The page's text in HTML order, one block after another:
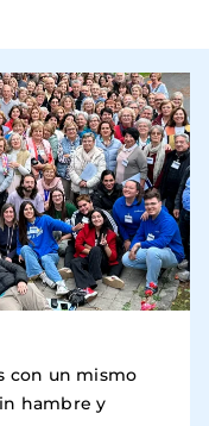
con un mismo
hambre y